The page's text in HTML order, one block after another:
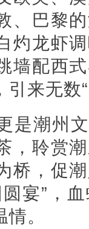
、巴黎
灼龙虾
墙配西
引来无数
是潮州
，聆赏
桥，促
宴”，
。